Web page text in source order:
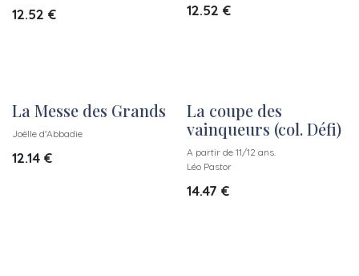
12.52 € 12.52 €
La Messe des Grands
Joëlle d'Abbadie
12.14 €
La coupe des
vainqueurs (col. Défi)
A partir de 11/12 ans.
Léo Pastor
14.47 €